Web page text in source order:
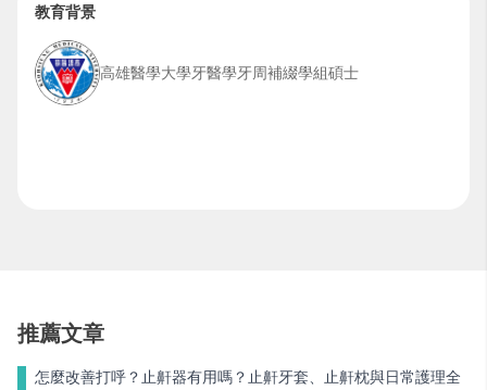
教育背景
高雄醫學大學牙醫學牙周補綴學組碩士
推薦文章
怎麼改善打呼？止鼾器有用嗎？止鼾牙套、止鼾枕與日常護理全